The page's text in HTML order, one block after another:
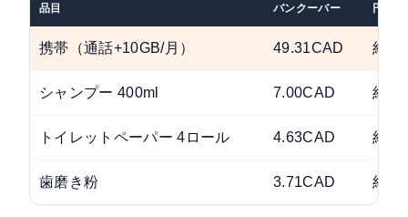
品目 バンクーバー 円換算
携帯（通話+10GB/月） 49.31CAD 約
シャンプー 400ml 7.00CAD 約
トイレットペーパー 4ロール 4.63CAD 約
歯磨き粉 3.71CAD 約